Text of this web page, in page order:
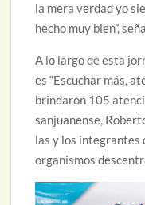
la mera verdad yo
hecho muy bien”,
A lo largo de esta
es “Escuchar más,
brindaron 105
sanjuanense,
las y los integrantes
organismos